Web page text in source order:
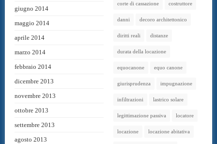
giugno 2014
maggio 2014
aprile 2014
marzo 2014
febbraio 2014
dicembre 2013
novembre 2013
ottobre 2013
settembre 2013
agosto 2013
corte di cassazione costruttore
danni decoro architettonico
diritti reali distanze
durata della locazione
equocanone equo canone
giurisprudenza impugnazione
infiltrazioni lastrico solare
legittimazione passiva locatore
locazione locazione abitativa